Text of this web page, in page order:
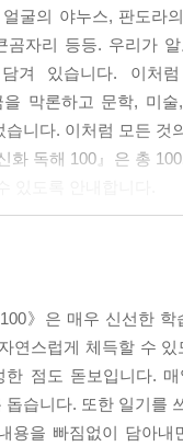
굴의 야누스, 판도라
곰자리 등등. 우리가
담겨 있습니다. 이
을 막론하고 문학, 미
습니다. 이처럼 모든
화 독해 100』은 총
경지식 쏙쏙
』은 6권으로 구성
인문·교양 지식을 쌓
한 관점에서 토론하
》은 매우 신선한
연스럽게 체득할 수
한 점도 돋보입니다.
습니다. 또한 일기를
용을 빠짐없이 담아